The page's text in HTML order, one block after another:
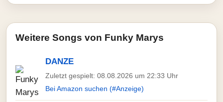
Weitere Songs von Funky Marys
DANZE
Zuletzt gespielt: 08.08.2026 um 22:33 Uhr
Bei Amazon suchen (#Anzeige)